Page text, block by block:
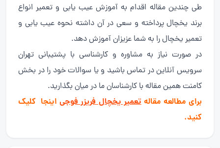
طی چندین مقاله اقدام به آموزش عیب یابی و تعمیر انواع
برند یخچال پرداخته و سعی در آن داشته نحوه عیب یابی و
تعمیر یخچال را به شما عزیزان آموزش دهد.
در صورت نیاز به مشاوره و کارشناسی با پشتیبانی تهران
سرویس آنلاین در تماس باشید و یا سوالات خود را در بخش
کامنت همین مقاله با کارشناسان ما در میان بگذارید.
برای مطالعه مقالهتعمیر یخچال فریزر فوجیاینجا کلیک
کنید.